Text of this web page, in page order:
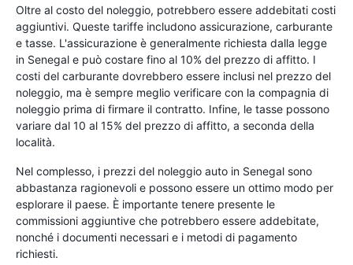
Oltre al costo del noleggio, potrebbero essere addebitati costi
aggiuntivi. Queste tariffe includono assicurazione, carburante
e tasse. L'assicurazione è generalmente richiesta dalla legge
in Senegal e può costare fino al 10% del prezzo di affitto. I
costi del carburante dovrebbero essere inclusi nel prezzo del
noleggio, ma è sempre meglio verificare con la compagnia di
noleggio prima di firmare il contratto. Infine, le tasse possono
variare dal 10 al 15% del prezzo di affitto, a seconda della
località.
Nel complesso, i prezzi del noleggio auto in Senegal sono
abbastanza ragionevoli e possono essere un ottimo modo per
esplorare il paese. È importante tenere presente le
commissioni aggiuntive che potrebbero essere addebitate,
nonché i documenti necessari e i metodi di pagamento
richiesti.